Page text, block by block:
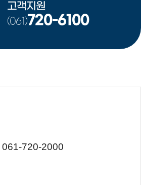
고객지원
(061)720-6100
061-720-2000